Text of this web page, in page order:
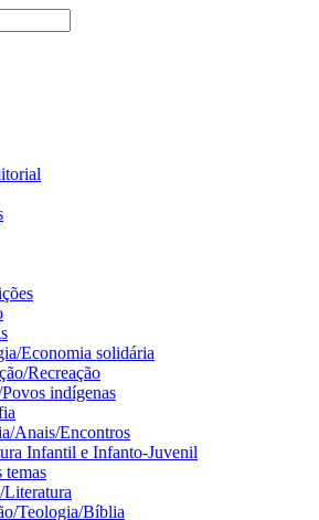
Economia solidária
Recreação
indígenas
Anais/Encontros
Infantil e Infanto-Juvenil
temas
Literatura
Teologia/Bíblia